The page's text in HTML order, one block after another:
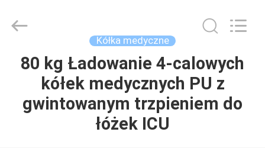
DOM
PRODUKTY
Metal
Reserved.
Kółka medyczne
80 kg Ładowanie 4-calowych
kółek medycznych PU z
gwintowanym trzpieniem do
łóżek ICU